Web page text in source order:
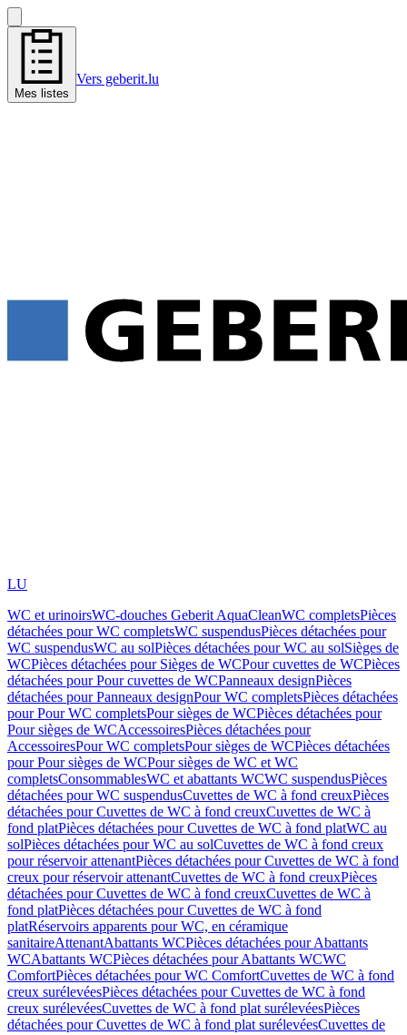
Mes listes
Vers geberit.lu
LU
WC et urinoirsWC-douches Geberit AquaCleanWC completsPièces
détachées pour WC completsWC suspendusPièces détachées pour
WC suspendusWC au solPièces détachées pour WC au solSièges de
WCPièces détachées pour Sièges de WCPour cuvettes de WCPièces
détachées pour Pour cuvettes de WCPanneaux designPièces
détachées pour Panneaux designPour WC completsPièces détachées
pour Pour WC completsPour sièges de WCPièces détachées pour
Pour sièges de WCAccessoiresPièces détachées pour
AccessoiresPour WC completsPour sièges de WCPièces détachées
pour Pour sièges de WCPour sièges de WC et WC
completsConsommablesWC et abattants WCWC suspendusPièces
détachées pour WC suspendusCuvettes de WC à fond creuxPièces
détachées pour Cuvettes de WC à fond creuxCuvettes de WC à
fond platPièces détachées pour Cuvettes de WC à fond platWC au
solPièces détachées pour WC au solCuvettes de WC à fond creux
pour réservoir attenantPièces détachées pour Cuvettes de WC à fond
creux pour réservoir attenantCuvettes de WC à fond creuxPièces
détachées pour Cuvettes de WC à fond creuxCuvettes de WC à
fond platPièces détachées pour Cuvettes de WC à fond
platRéservoirs apparents pour WC, en céramique
sanitaireAttenantAbattants WCPièces détachées pour Abattants
WCAbattants WCPièces détachées pour Abattants WCWC
ComfortPièces détachées pour WC ComfortCuvettes de WC à fond
creux surélevéesPièces détachées pour Cuvettes de WC à fond
creux surélevéesCuvettes de WC à fond plat surélevéesPièces
détachées pour Cuvettes de WC à fond plat surélevéesCuvettes de